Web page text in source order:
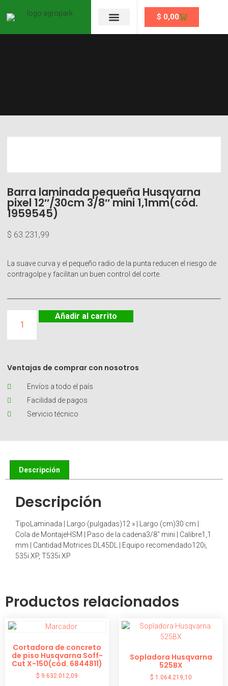
$ 0,00
Barra laminada pequeña Husqvarna
pixel 12″/30cm 3/8″ mini 1,1mm(cód.
1959545)
$ 63.231,99
La suave curva y el pequeño radio de la punta reducen el riesgo de
contragolpe y facilitan un buen control del corte.
Añadir al carrito
Ventajas de comprar con nosotros
Envíos a todo el país
Facilidad de pagos
Servicio técnico
Descripción
Descripción
TipoLaminada | Largo (pulgadas)12 » | Largo (cm)30 cm |
Cola de MontajeHSM | Paso de la cadena3/8″ mini | Calibre1,1
mm | Cantidad Motrices DL45DL | Equipo recomendado120i,
535i XP, T535i XP
Productos relacionados
Cortadora de concreto
de piso Husqvarna Soff-
Cut X-150(cód. 6844811)
$ 9.632.012,09
Sopladora Husqvarna
525BX
$ 1.064.219,10